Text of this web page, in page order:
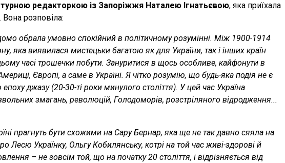
редакторкою із Запоріжжя Наталею Ігнатьєвою, яка приїхала
Вона розповіла:
обрала умовно спокійний в політичному розумінні. Між 1900-1914
яка виявилася мистецьки багатою як для України, так і інших країн
часі трошечки побути. Зануритися в щось особливе, кайфонути в
Європі, а саме в Україні. Я чітко розумію, що будь-яка подія не є
джазу (20-30-ті роки минулого століття). У цей час Україна
змагань, революцій, Голодоморів, розстріляного відродження...
прагнуть бути схожими на Сару Бернар, яка ще не так давно сяяла на
Лесю Українку, Ольгу Кобилянську, котрі на той час живі-здорові й
– не зовсім той, що на початку 20 століття, і відрізняється від